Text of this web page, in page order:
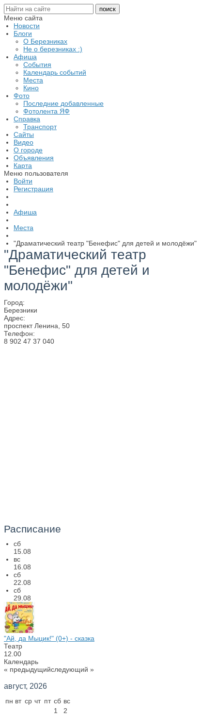
Меню сайта
Новости
Блоги
О Березниках
Не о березниках :)
Афиша
События
Календарь событий
Места
Кино
Фото
Последние добавленные
Фотолента ЯФ
Справка
Транспорт
Сайты
Видео
О городе
Объявления
Карта
Меню пользователя
Войти
Регистрация
Афиша
Места
"Драматический театр "Бенефис" для детей и молодёжи"
"Драматический театр
"Бенефис" для детей и
молодёжи"
Город:
Березники
Адрес:
проспект Ленина, 50
Телефон:
8 902 47 37 040
Расписание
сб
15.08
вс
16.08
сб
22.08
сб
29.08
"Ай, да Мыцик!" (0+) - сказка
Театр
12.00
Календарь
« предыдущийследующий »
август, 2026
пн вт ср чт пт сб вс
1
2